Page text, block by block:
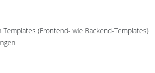
Templates (Frontend- wie Backend-Templates)